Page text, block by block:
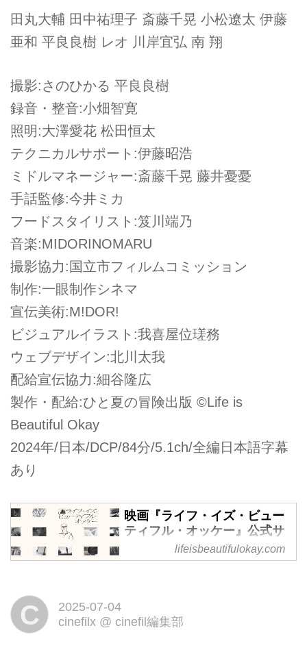
田丸大輔 田中祐理子 斎藤千晃 小松遼太 伊藤
亜和 平良良樹 レオ 川岸宜弘 南 翔
撮影:さのひかる 平良良樹
録音・整音:小畑智寛
照明:大澤愛花 松田恒太
テクニカルサポート:伊藤昭浩
ミドルマネージャー:斎藤千晃 藤井憂憂
手話監修:今井ミカ
フードスタイリスト:笈川端乃
音楽:MIDORINOMARU
撮影協力:国立市フィルムコミッション
制作:一眼制作シネマ
宣伝美術:M!DOR!
ビジュアルイラスト:我喜屋位瑳務
ウェブデザイン:北川太我
配給宣伝協力:細谷隆広
製作・配給:ひと夏の冒険出版 ©Life is
Beautiful Okay
2024年/日本/DCP/84分/5.1ch/全編日本語字幕
あり
映画『ライフ・イズ・ビュー
ティフル・オッケー』公式サ
lifeisbeautifulokay.com
C
2025-07-04
cinefilx @ cinefil編集部